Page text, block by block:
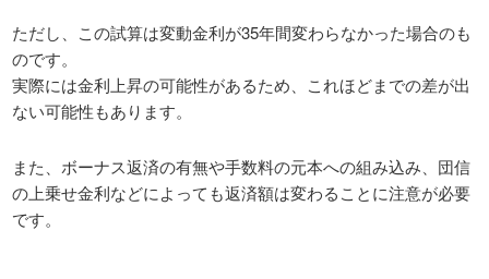
ただし、この試算は変動金利が35年間変わらなかった場合のも
のです。
実際には金利上昇の可能性があるため、これほどまでの差が出
ない可能性もあります。
また、ボーナス返済の有無や手数料の元本への組み込み、団信
の上乗せ金利などによっても返済額は変わることに注意が必要
です。